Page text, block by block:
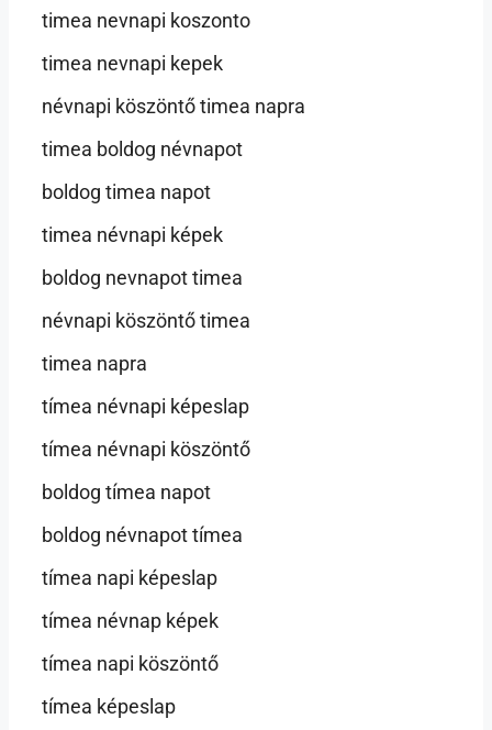
timea nevnapi koszonto
timea nevnapi kepek
névnapi köszöntő timea napra
timea boldog névnapot
boldog timea napot
timea névnapi képek
boldog nevnapot timea
névnapi köszöntő timea
timea napra
tímea névnapi képeslap
tímea névnapi köszöntő
boldog tímea napot
boldog névnapot tímea
tímea napi képeslap
tímea névnap képek
tímea napi köszöntő
tímea képeslap